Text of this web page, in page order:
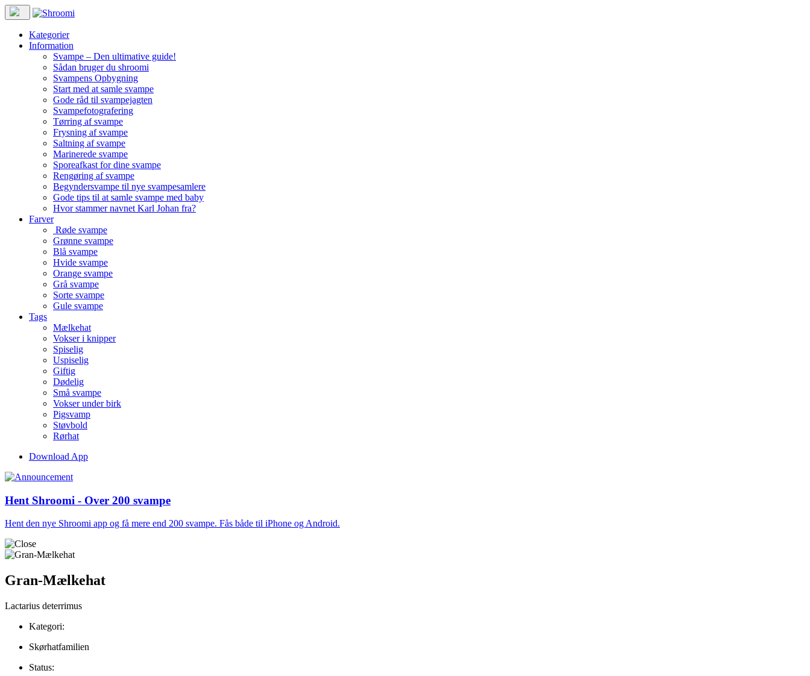
Kategorier
Information
Svampe – Den ultimative guide!
Sådan bruger du shroomi
Svampens Opbygning
Start med at samle svampe
Gode råd til svampejagten
Svampefotografering
Tørring af svampe
Frysning af svampe
Saltning af svampe
Marinerede svampe
Sporeafkast for dine svampe
Rengøring af svampe
Begyndersvampe til nye svampesamlere
Gode tips til at samle svampe med baby
Hvor stammer navnet Karl Johan fra?
Farver
Røde svampe
Grønne svampe
Blå svampe
Hvide svampe
Orange svampe
Grå svampe
Sorte svampe
Gule svampe
Tags
Mælkehat
Vokser i knipper
Spiselig
Uspiselig
Giftig
Dødelig
Små svampe
Vokser under birk
Pigsvamp
Støvbold
Rørhat
Download App
Hent Shroomi - Over 200 svampe
Hent den nye Shroomi app og få mere end 200 svampe. Fås både til iPhone og Android.
Gran-Mælkehat
Lactarius deterrimus
Kategori:
Skørhatfamilien
Status: